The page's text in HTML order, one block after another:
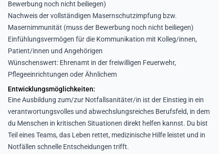
Bewerbung noch nicht beiliegen)
Nachweis der vollständigen Masernschutzimpfung bzw.
Masernimmunität (muss der Bewerbung noch nicht beiliegen)
Einfühlungsvermögen für die Kommunikation mit Kolleg/innen,
Patient/innen und Angehörigen
Wünschenswert: Ehrenamt in der freiwilligen Feuerwehr,
Pflegeeinrichtungen oder Ähnlichem
Entwicklungsmöglichkeiten:
Eine Ausbildung zum/zur Notfallsanitäter/in ist der Einstieg in ein
verantwortungsvolles und abwechslungsreiches Berufsfeld, in dem
du Menschen in kritischen Situationen direkt helfen kannst. Du bist
Teil eines Teams, das Leben rettet, medizinische Hilfe leistet und in
Notfällen schnelle Entscheidungen trifft.